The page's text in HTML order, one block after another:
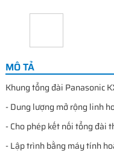
MÔ TẢ
Khung tổng đài Panasonic
- Dung lượng mở rộng linh
- Cho phép kết nối tổng đài
- Lập trình bằng máy tính